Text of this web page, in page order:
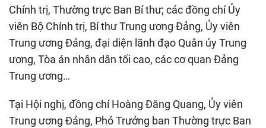
Chính trị, Thường trực Ban Bí thư; các đồng chí Ủy
viên Bộ Chính trị, Bí thư Trung ương Đảng, Ủy viên
Trung ương Đảng, đại diện lãnh đạo Quân ủy Trung
ương, Tòa án nhân dân tối cao, các cơ quan Đảng
Trung ương…
Tại Hội nghị, đồng chí Hoàng Đăng Quang, Ủy viên
Trung ương Đảng, Phó Trưởng ban Thường trực Ban